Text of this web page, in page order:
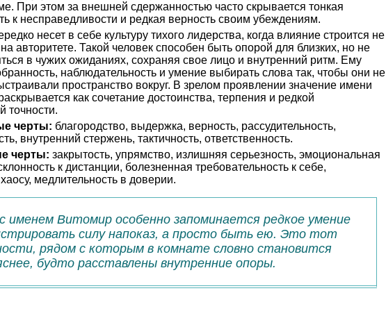
При этом за внешней сдержанностью часто скрывается тонкая
к несправедливости и редкая верность своим убеждениям.
несет в себе культуру тихого лидерства, когда влияние строится не
авторитете. Такой человек способен быть опорой для близких, но не
в чужих ожиданиях, сохраняя свое лицо и внутренний ритм. Ему
наблюдательность и умение выбирать слова так, чтобы они не
пространство вокруг. В зрелом проявлении значение имени
как сочетание достоинства, терпения и редкой
точности.
черты: благородство, выдержка, верность, рассудительность,
внутренний стержень, тактичность, ответственность.
черты: закрытость, упрямство, излишняя серьезность, эмоциональная
к дистанции, болезненная требовательность к себе,
медлительность в доверии.
именем Витомир особенно запоминается редкое умение
силу напоказ, а просто быть ею. Это тот
рядом с которым в комнате словно становится
будто расставлены внутренние опоры.